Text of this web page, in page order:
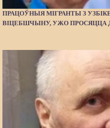
ПРАЦОЎНЫЯ МІГРАНТЫ З
ВІЦЕБШЧЫНУ, УЖО ПРОСЯЦЦА